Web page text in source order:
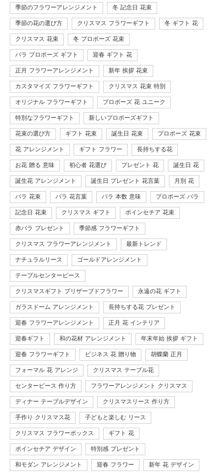
季節のフラワーアレンジメント 冬 記念日 花束
季節の花の選び方 クリスマス フラワーギフト 冬 ギフト 花
クリスマス 花束 冬 プロポーズ 花束
バラ プロポーズ ギフト 迎春 ギフト 花
正月 フラワーアレンジメント 新年 挨拶 花束
カスタマイズ フラワーギフト クリスマス 花束 特別
オリジナル フラワーギフト プロポーズ 花 ユニーク
特別なフラワーギフト 新しいプロポーズギフト
花束の選び方 ギフト 花束 誕生日 花束 プロポーズ 花束
花 アレンジメント ギフト フラワー 長持ちする花
お花 贈る 意味 初心者 花選び プレゼント 花 誕生日 花
誕生花 アレンジメント 誕生日 プレゼント 花言葉 月別 花
バラ 花束 バラ 花言葉 バラ 本数 意味 プロポーズ バラ
記念日 花束 クリスマス ギフト ポインセチア 花束
赤バラ プレゼント 季節感 フラワーギフト
クリスマス フラワーアレンジメント 最新トレンド
ナチュラルリース ゴールドアレンジメント
テーブルセンターピース
クリスマスギフト プリザーブドフラワー 永遠の花 ギフト
ガラスドーム アレンジメント 長持ちする花 プレゼント
迎春 フラワーアレンジメント 正月 花 インテリア
迎春ギフト 和の花材 アレンジメント 年末年始 挨拶 ギフト
迎春 フラワーギフト ビジネス 花 贈り物 胡蝶蘭 正月
フォーマル 花 アレンジ クリスマス テーブル花
センターピース 作り方 フラワーアレンジメント クリスマス
ディナー テーブルデザイン クリスマスリース 作り方
手作り クリスマス花 子どもと楽しむ リース
クリスマス フラワーボックス ギフト 花
ポインセチア デザイン 特別感 プレゼント
和モダン アレンジメント 迎春 フラワー 新年 花 デザイン